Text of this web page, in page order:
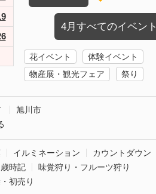
4月すべてのイベント
花イベント
体験イベント
物産展・観光フェア
祭り
旭川市
イルミネーション カウントダウン
時記
味覚狩り・フルーツ狩り
初売り